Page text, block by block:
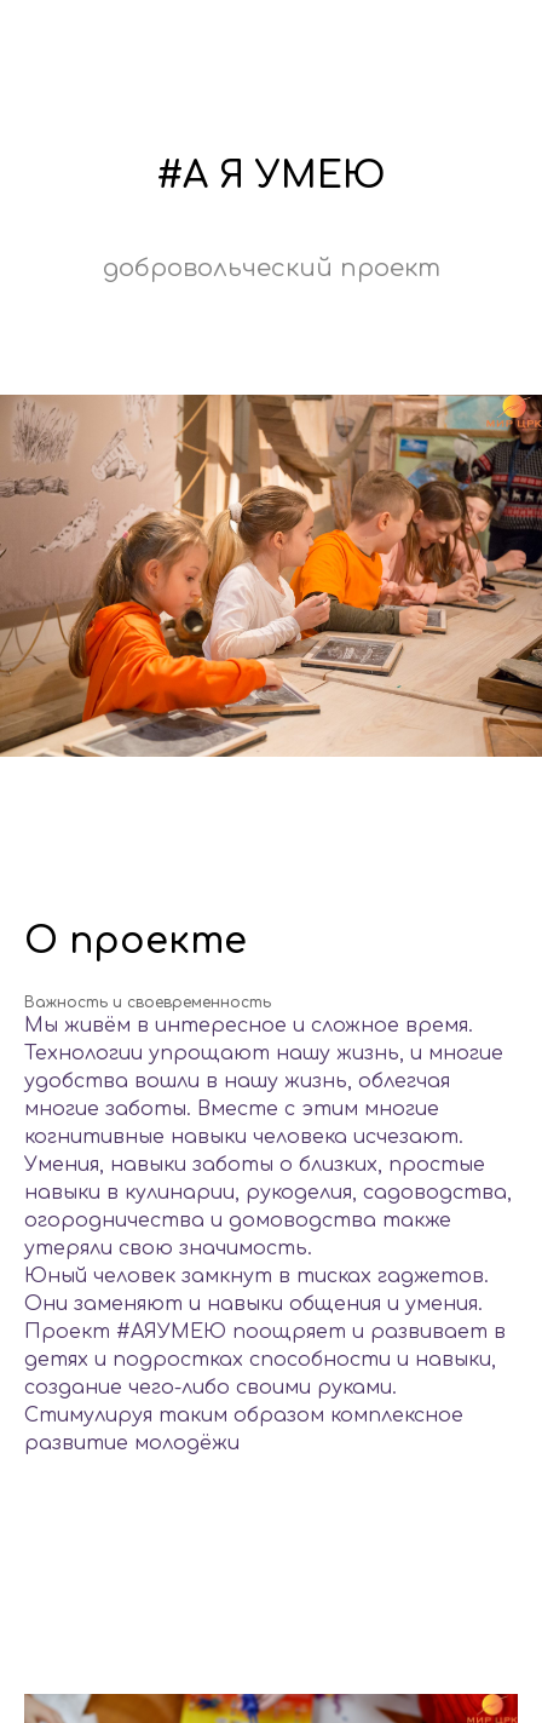
#А Я УМЕЮ
добровольческий проект
О проекте
Важность и своевременность
Мы живём в интересное и сложное время.
Технологии упрощают нашу жизнь, и многие
удобства вошли в нашу жизнь, облегчая
многие заботы. Вместе с этим многие
когнитивные навыки человека исчезают.
Умения, навыки заботы о близких, простые
навыки в кулинарии, рукоделия, садоводства,
огородничества и домоводства также
утеряли свою значимость.
Юный человек замкнут в тисках гаджетов.
Они заменяют и навыки общения и умения.
Проект #АЯУМЕЮ поощряет и развивает в
детях и подростках способности и навыки,
создание чего-либо своими руками.
Стимулируя таким образом комплексное
развитие молодёжи